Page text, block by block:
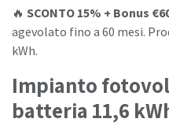
🔥 SCONTO 15% + Bonus
agevolato fino a 60 mesi.
kWh.
Impianto
batteria 11,6